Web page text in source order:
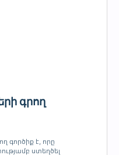
գրող
գործիք է, որը
ստեղծել